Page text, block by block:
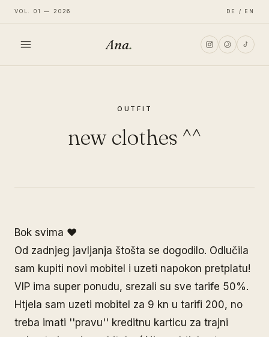
VOL. 01 — 2026 DE / EN
Ana.
OUTFIT
new clothes ^^
Bok svima ♥
Od zadnjeg javljanja štošta se dogodilo. Odlučila
sam kupiti novi mobitel i uzeti napokon pretplatu!
VIP ima super ponudu, srezali su sve tarife 50%.
Htjela sam uzeti mobitel za 9 kn u tarifi 200, no
treba imati ''pravu'' kreditnu karticu za trajni